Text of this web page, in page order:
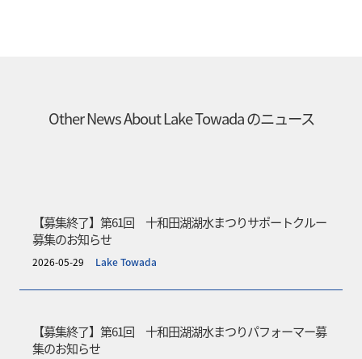
Other News AboutLake Towadaのニュース
【募集終了】第61回 十和田湖湖水まつりサポートクルー
募集のお知らせ
2026-05-29 Lake Towada
【募集終了】第61回 十和田湖湖水まつりパフォーマー募
集のお知らせ